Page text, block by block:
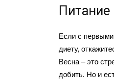
Питание
Если с
диету,
Весна – это
добить. Но и